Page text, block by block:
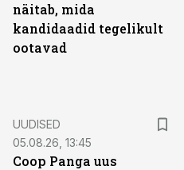
näitab, mida
kandidaadid tegelikult
ootavad
UUDISED
05.08.26, 13:45
Coop Panga uus